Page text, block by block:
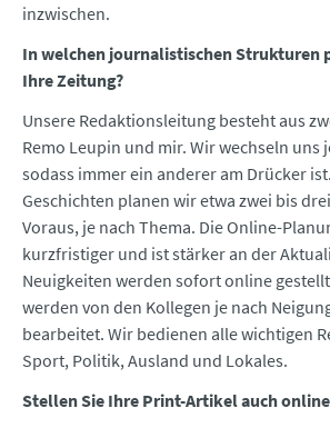
inzwischen.
In welchen journalistischen Strukturen
Ihre Zeitung?
Unsere Redaktionsleitung besteht aus
Remo Leupin und mir. Wir wechseln uns
sodass immer ein anderer am Drücker
Geschichten planen wir etwa zwei bis
Voraus, je nach Thema. Die Online-
kurzfristiger und ist stärker an der
Neuigkeiten werden sofort online
werden von den Kollegen je nach
bearbeitet. Wir bedienen alle wichtigen
Sport, Politik, Ausland und Lokales.
Stellen Sie Ihre Print-Artikel auch